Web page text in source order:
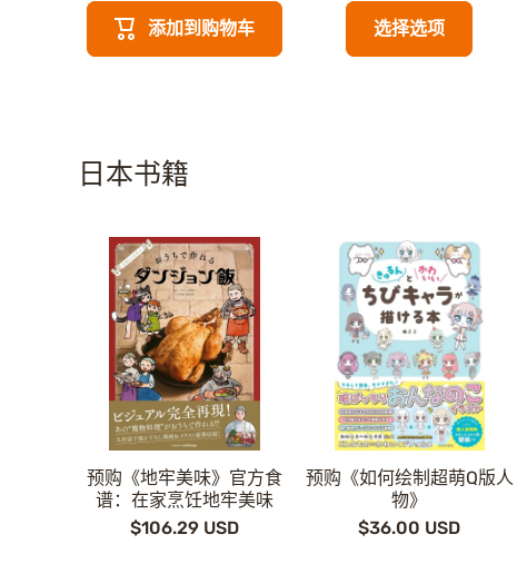
添加到购物车 选择选项
日本书籍
预购《地牢美味》官方食
谱：在家烹饪地牢美味
$106.29 USD
预购《如何绘制超萌Q版人
物》
$36.00 USD